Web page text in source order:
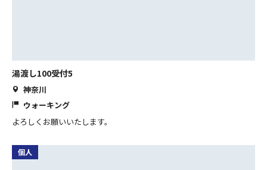
湯渡し100受付5
神奈川
ウォーキング
よろしくお願いいたします。
個人